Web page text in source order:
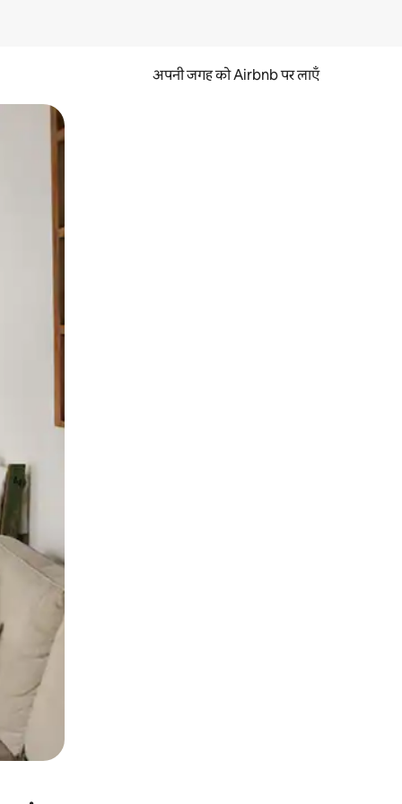
अपनी जगह को Airbnb पर लाएँ